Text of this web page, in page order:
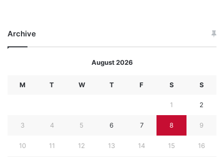
Archive
August 2026
M T W T F S S
1 2
3 4 5 6 7 8 9
10 11 12 13 14 15 16